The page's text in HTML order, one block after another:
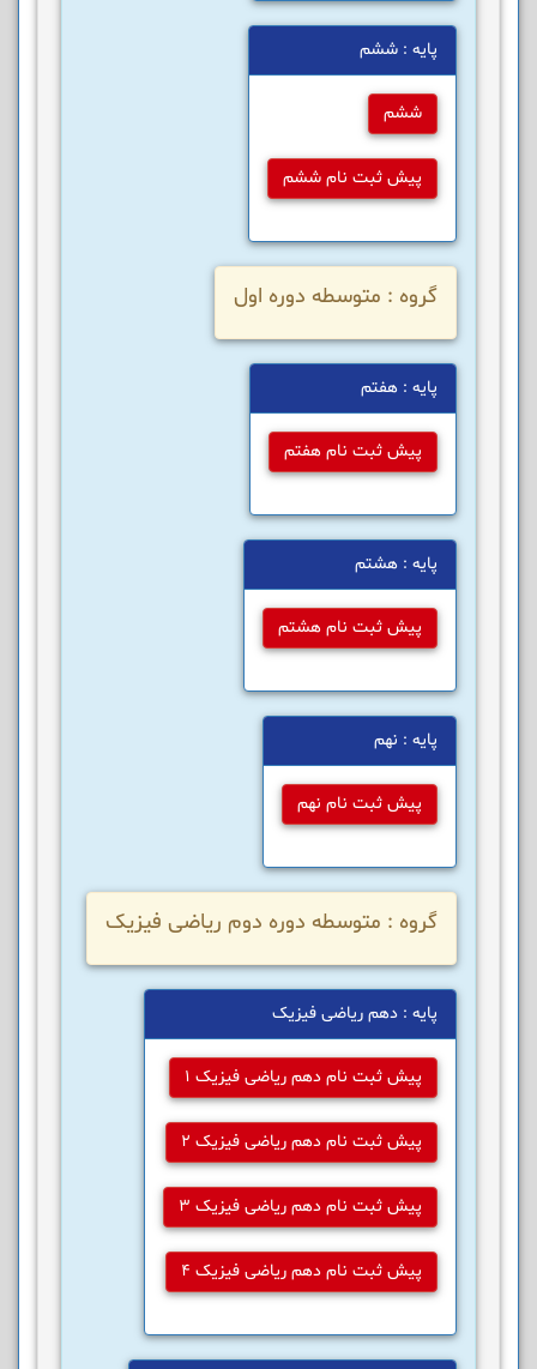
پایه : ششم
ششم
پیش ثبت نام ششم
گروه : متوسطه دوره اول
پایه : هفتم
پیش ثبت نام هفتم
پایه : هشتم
پیش ثبت نام هشتم
پایه : نهم
پیش ثبت نام نهم
گروه : متوسطه دوره دوم ریاضی فیزیک
پایه : دهم ریاضی فیزیک
پیش ثبت نام دهم ریاضی فیزیک 1
پیش ثبت نام دهم ریاضی فیزیک 2
پیش ثبت نام دهم ریاضی فیزیک 3
پیش ثبت نام دهم ریاضی فیزیک 4